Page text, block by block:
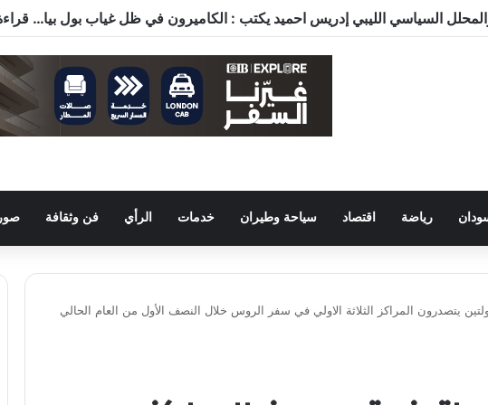
رياضة اقتصاد سياحة وطيران خدمات الرأي فن وثقافة
يتصدرون المراكز الثلاثة الاولي في سفر الروس خلال النصف الأول من العام الحالي